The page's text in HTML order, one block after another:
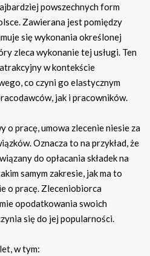
powszechnych form
Zawierana jest pomiędzy
się wykonania określonej
zleca wykonanie tej usługi. Ten
w kontekście
co czyni go elastycznym
jak i pracowników.
o pracę, umowa zlecenie niesie za
Oznacza to na przykład, że
do opłacania składek na
samym zakresie, jak ma to
o pracę. Zleceniobiorca
opodatkowania swoich
się do jej popularności.
w tym: